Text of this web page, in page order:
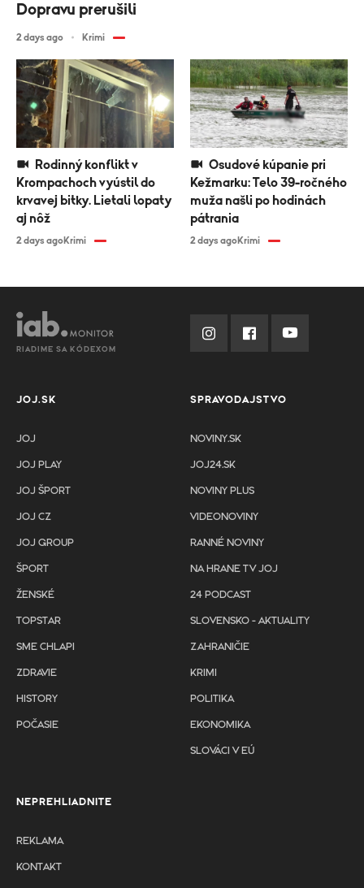
Krompachoch vyústil do
krvavej bitky. Lietali lopaty
aj nôž
2 days agoKrimi
Kežmarku: Telo 39-ročného
muža našli po hodinách
pátrania
2 days agoKrimi
Dopravu prerušili
2 days ago Krimi
RIADIME SA KÓDEXOM
JOJ.SK
JOJ
JOJ PLAY
JOJ ŠPORT
JOJ CZ
JOJ GROUP
ŠPORT
ŽENSKÉ
TOPSTAR
SME CHLAPI
ZDRAVIE
HISTORY
POČASIE
SPRAVODAJSTVO
NOVINY.SK
JOJ24.SK
NOVINY PLUS
VIDEONOVINY
RANNÉ NOVINY
NA HRANE TV JOJ
24 PODCAST
SLOVENSKO - AKTUALITY
ZAHRANIČIE
KRIMI
POLITIKA
EKONOMIKA
SLOVÁCI V EÚ
NEPREHLIADNITE
REKLAMA
KONTAKT